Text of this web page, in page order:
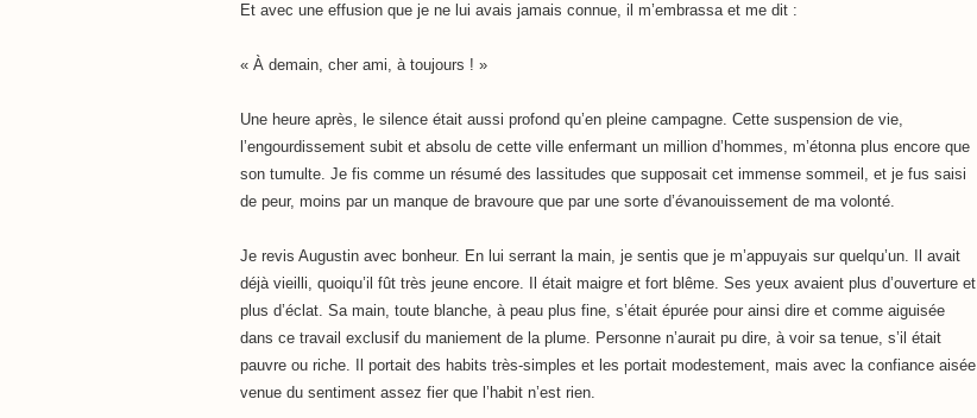
Et avec une effusion que je ne lui avais jamais connue, il m’embrassa et me dit :
« À demain, cher ami, à toujours ! »
Une heure après, le silence était aussi profond qu’en pleine campagne. Cette suspension de vie,
l’engourdissement subit et absolu de cette ville enfermant un million d’hommes, m’étonna plus encore que
son tumulte. Je fis comme un résumé des lassitudes que supposait cet immense sommeil, et je fus saisi
de peur, moins par un manque de bravoure que par une sorte d’évanouissement de ma volonté.
Je revis Augustin avec bonheur. En lui serrant la main, je sentis que je m’appuyais sur quelqu’un. Il avait
déjà vieilli, quoiqu’il fût très jeune encore. Il était maigre et fort blême. Ses yeux avaient plus d’ouverture et
plus d’éclat. Sa main, toute blanche, à peau plus fine, s’était épurée pour ainsi dire et comme aiguisée
dans ce travail exclusif du maniement de la plume. Personne n’aurait pu dire, à voir sa tenue, s’il était
pauvre ou riche. Il portait des habits très-simples et les portait modestement, mais avec la confiance aisée
venue du sentiment assez fier que l’habit n’est rien.